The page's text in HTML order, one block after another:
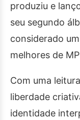
produziu e
seu segundo
considerado
melhores de
Com uma
liberdade
identidade